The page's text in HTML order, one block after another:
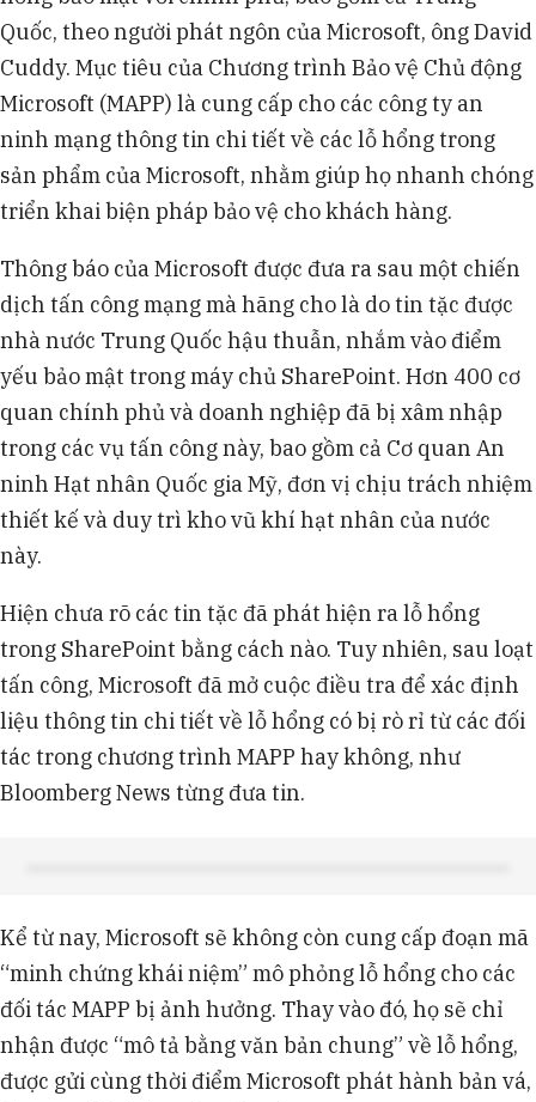
Quốc, theo người phát ngôn của Microsoft, ông David
Cuddy. Mục tiêu của Chương trình Bảo vệ Chủ động
Microsoft (MAPP) là cung cấp cho các công ty an
ninh mạng thông tin chi tiết về các lỗ hổng trong
sản phẩm của Microsoft, nhằm giúp họ nhanh chóng
triển khai biện pháp bảo vệ cho khách hàng.
Thông báo của Microsoft được đưa ra sau một chiến
dịch tấn công mạng mà hãng cho là do tin tặc được
nhà nước Trung Quốc hậu thuẫn, nhắm vào điểm
yếu bảo mật trong máy chủ SharePoint. Hơn 400 cơ
quan chính phủ và doanh nghiệp đã bị xâm nhập
trong các vụ tấn công này, bao gồm cả Cơ quan An
ninh Hạt nhân Quốc gia Mỹ, đơn vị chịu trách nhiệm
thiết kế và duy trì kho vũ khí hạt nhân của nước
này.
Hiện chưa rõ các tin tặc đã phát hiện ra lỗ hổng
trong SharePoint bằng cách nào. Tuy nhiên, sau loạt
tấn công, Microsoft đã mở cuộc điều tra để xác định
liệu thông tin chi tiết về lỗ hổng có bị rò rỉ từ các đối
tác trong chương trình MAPP hay không, như
Bloomberg News từng đưa tin.
Kể từ nay, Microsoft sẽ không còn cung cấp đoạn mã
“minh chứng khái niệm” mô phỏng lỗ hổng cho các
đối tác MAPP bị ảnh hưởng. Thay vào đó, họ sẽ chỉ
nhận được “mô tả bằng văn bản chung” về lỗ hổng,
được gửi cùng thời điểm Microsoft phát hành bản vá,